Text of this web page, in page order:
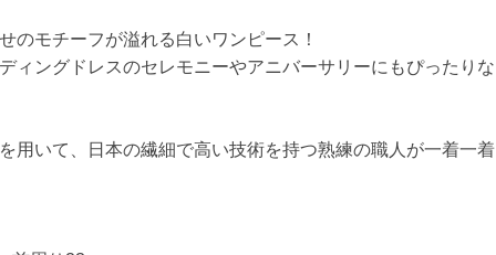
のモチーフが溢れる白いワンピース！
ィングドレスのセレモニーやアニバーサリーにもぴったりな
用いて、日本の繊細で高い技術を持つ熟練の職人が一着一着